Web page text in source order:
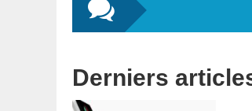
Derniers